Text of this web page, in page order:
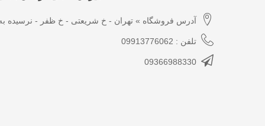
آدرس فروشگاه » تهران - خ شریعتی - خ ظفر - نرسیده
تلفن : 09913776062
09366988330